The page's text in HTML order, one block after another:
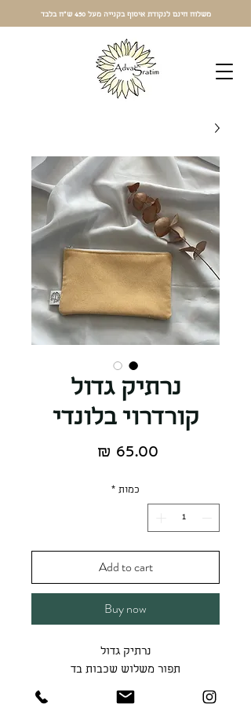
משלוח חינם לנקודת איסוף בקנייה מעל 450 ש"ח בלבד
נרתיק גדול
קורדרוי בלונדי
כמות *
Add to cart
Buy now
נרתיק גדול
תפור משלוש שכבות בד
מתאים לאיפור/טבק/קלמר